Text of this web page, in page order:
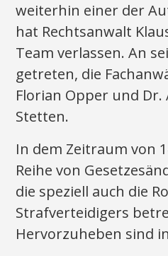
weiterhin einer der
hat Rechtsanwalt
Team verlassen. An
getreten, die
Florian Opper und Dr.
Stetten.
In dem Zeitraum von
Reihe von
die speziell auch die
Strafverteidigers
Hervorzuheben sind